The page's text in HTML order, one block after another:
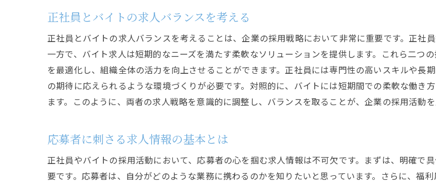
正社員とバイト求人成功のために必要な採用活
採用担当者が知っておくべき市場動向
正社員とバイトそれぞれに必要なスキルセ
応募者のモチベーションを高める採用手法
文化適合を考慮した採用活動の重要性
効果的な採用活動で企業の未来を築くための方法
持続可能な採用活動の構築法
正社員とバイトの求人バランスを考える
正社員とバイトの求人バランスを考えることは、企業の採用戦略において非常に重要です。正社
一方で、バイト求人は短期的なニーズを満たす柔軟なソリューションを提供します。これら二つ
を最適化し、組織全体の活力を向上させることができます。正社員には専門性の高いスキルや長
の期待に応えられるような環境づくりが必要です。対照的に、バイトには短期間での柔軟な働き
ます。このように、両者の求人戦略を意識的に調整し、バランスを取ることが、企業の採用活動を
応募者に刺さる求人情報の基本とは
正社員やバイトの採用活動において、応募者の心を掴む求人情報は不可欠です。まずは、明確で
要です。応募者は、自分がどのような業務に携わるのかを知りたいと思っています。さらに、福